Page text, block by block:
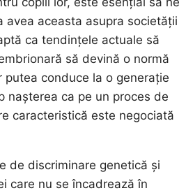
avea aceasta asupra societății
ca tendințele actuale să
să devină o normă
putea conduce la o generație
nașterea ca pe un proces de
caracteristică este negociată
de discriminare genetică și
care nu se încadrează în